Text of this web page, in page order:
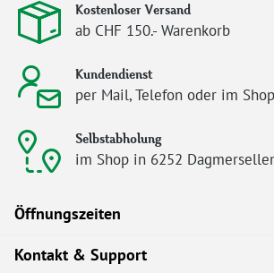
Kostenloser Versand
ab CHF 150.- Warenkorb
Kundendienst
per Mail, Telefon oder im Shop
Selbstabholung
im Shop in 6252
Öffnungszeiten
Kontakt & Support